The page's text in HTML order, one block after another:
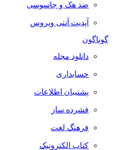
ضد هک و جاسوسی
آپدیت آنتی ویروس
گوناگون
دانلود مجله
حسابداری
پشتیبان اطلاعات
فشرده ساز
فرهنگ لغت
کتاب الکترونیک